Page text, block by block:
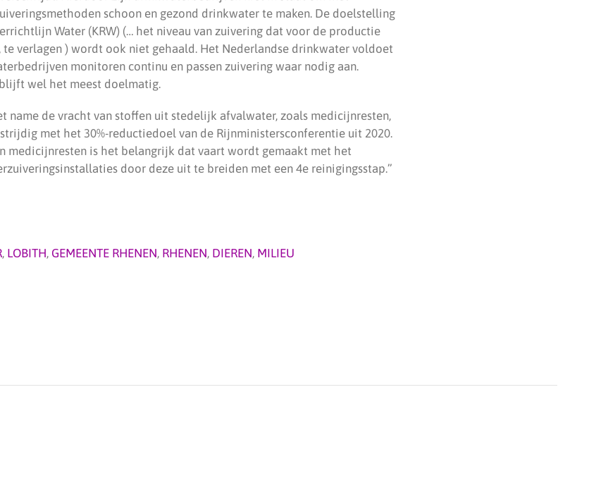
schoon en gezond drinkwater te maken. De doelstelling
Water (KRW) (… het niveau van zuivering dat voor de productie
verlagen ) wordt ook niet gehaald. Het Nederlandse drinkwater voldoet
monitoren continu en passen zuivering waar nodig aan.
wel het meest doelmatig.
name de vracht van stoffen uit stedelijk afvalwater, zoals medicijnresten,
met het 30%-reductiedoel van de Rijnministersconferentie uit 2020.
medicijnresten is het belangrijk dat vaart wordt gemaakt met het
door deze uit te breiden met een 4e reinigingsstap.”
, LOBITH, GEMEENTE RHENEN, RHENEN, DIEREN, MILIEU